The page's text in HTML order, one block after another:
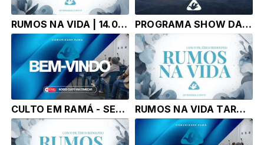
RUMOS NA VIDA | 14.07.26 | Pr. Érico Rodolpho Bussinger PROGRAMA SHOW DA MANHÃ - TONY CORRÊA | 14.07.26 |
CULTO EM RAMÁ - SEGUNDA | 13.07.26 | Pr. Érico Rodolpho Bussinger RUMOS NA VIDA TARDE | 13.07.26 | Pr. Érico Rodolpho Bussinger